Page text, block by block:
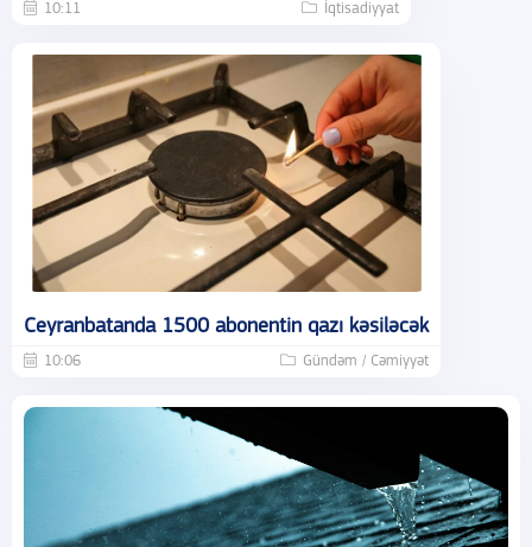
10:11 İqtisadiyyat
Ceyranbatanda 1500 abonentin qazı kəsiləcək
10:06 Gündəm / Cəmiyyət